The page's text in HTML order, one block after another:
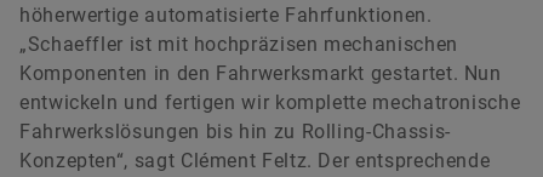
höherwertige automatisierte Fahrfunktionen.
„Schaeffler ist mit hochpräzisen mechanischen
Komponenten in den Fahrwerksmarkt gestartet. Nun
entwickeln und fertigen wir komplette mechatronische
Fahrwerkslösungen bis hin zu Rolling-Chassis-
Konzepten“, sagt Clément Feltz. Der entsprechende